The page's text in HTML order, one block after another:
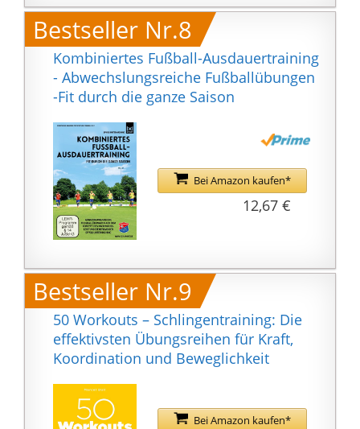
Bestseller Nr.8
Kombiniertes Fußball-Ausdauertraining
- Abwechslungsreiche Fußballübungen
-Fit durch die ganze Saison
Bei Amazon kaufen*
12,67 €
Bestseller Nr.9
50 Workouts – Schlingentraining: Die
effektivsten Übungsreihen für Kraft,
Koordination und Beweglichkeit
Bei Amazon kaufen*